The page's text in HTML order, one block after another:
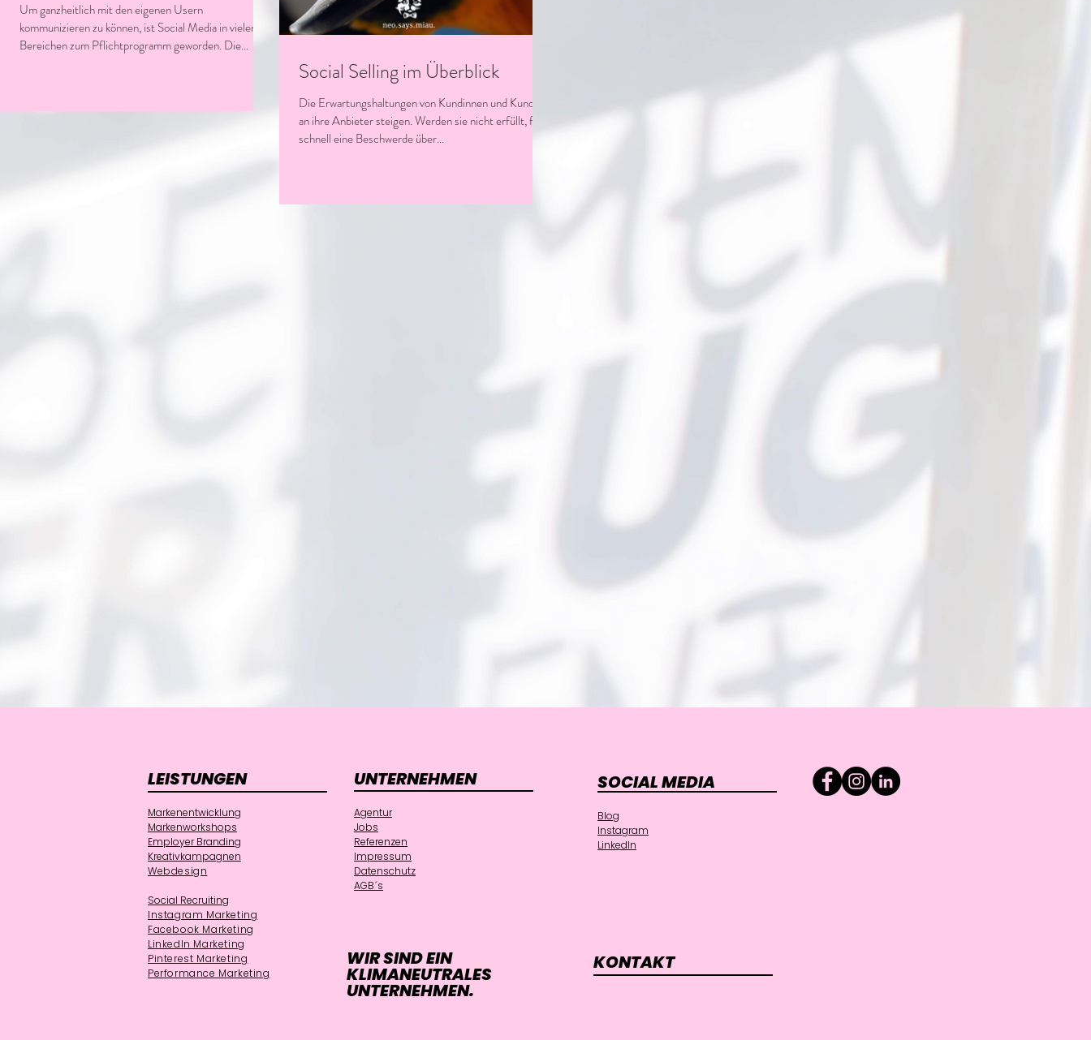
Um ganzheitlich mit den eigenen Usern
kommunizieren zu können, ist Social Media in vielen
Bereichen zum Pflichtprogramm geworden. Die...
Social Selling im Überblick
Die Erwartungshaltungen von Kundinnen und Kunden
an ihre Anbieter steigen. Werden sie nicht erfüllt, folgt
schnell eine Beschwerde über...
LEISTUNGEN
Markenentwicklung
Markenworkshops
Employer Branding
Kreativkampagnen
Webdesign
Social Recruiting
Instagram Marketing
Facebook Marketing
LinkedIn Marketing
Pinterest Marketing
Performance Marketing
UNTERNEHMEN
Agentur
Jobs
Referenzen
Impressum
Datenschutz
AGB´s
WIR SIND EIN
KLIMANEUTRALES
UNTERNEHMEN.
SOCIAL MEDIA
Blog
Instagram
LinkedIn
KONTAKT